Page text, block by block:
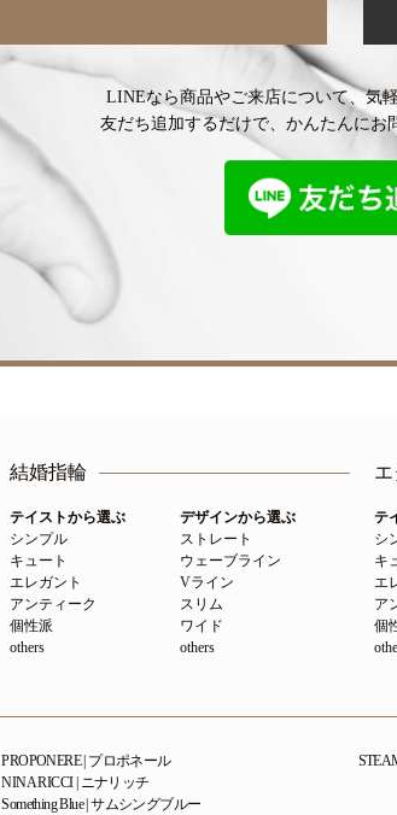
LINEなら商品やご来店について、気
友だち追加するだけで、 かんたんにお
結婚指輪
テイストから選ぶ
シンプル
キュート
エレガント
アンティーク
個性派
others
デザインから選ぶ
ストレート
ウェーブライン
Vライン
スリム
ワイド
others
テ
シ
キ
エ
ア
個
PROPONERE | プロポネール
NINA RICCI | ニナリッチ
Something Blue | サムシングブルー